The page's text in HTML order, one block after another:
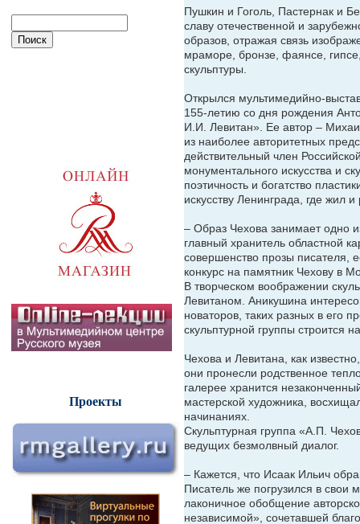
Проекты
Пушкин и Гоголь, Пастернак и
славу отечественной и
образов, отражая связь
мраморе, бронзе, фаянсе,
скульптуры.
Открылся мультимедийно-
155-летию со дня рождения
И.И. Левитан». Ее автор –
из наиболее авторитетных
действительный член
монументального искусства и
поэтичность и богатство
искусству Ленинграда, где жил и
– Образ Чехова занимает одно
главный хранитель областной
совершенство прозы писателя,
конкурс на памятник Чехову в
В творческом воображении
Левитаном. Аникушина
новаторов, таких разных в его
скульптурной группы строится
Чехова и Левитана, как
они пронесли родственное
галерее хранится
мастерской художника,
начинаниях.
Скульптурная группа «А.П.
ведущих безмолвный диалог.
– Кажется, что Исаак Ильич
Писатель же погрузился в свои
лаконичное обобщение
независимой», сочетавшей